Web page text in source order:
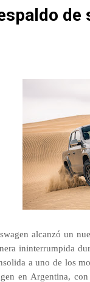
de
alcanzó un
ininterrumpida
a uno de los
en Argentina,